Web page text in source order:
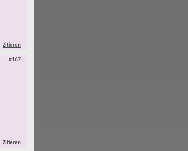
Zitieren
#167
Zitieren